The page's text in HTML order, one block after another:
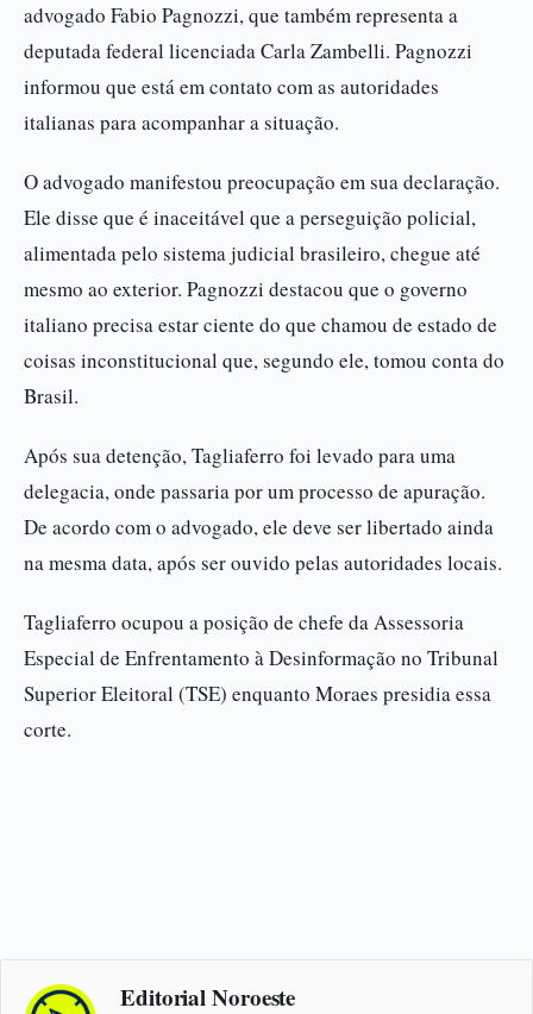
advogado Fabio Pagnozzi, que também representa a
deputada federal licenciada Carla Zambelli. Pagnozzi
informou que está em contato com as autoridades
italianas para acompanhar a situação.
O advogado manifestou preocupação em sua declaração.
Ele disse que é inaceitável que a perseguição policial,
alimentada pelo sistema judicial brasileiro, chegue até
mesmo ao exterior. Pagnozzi destacou que o governo
italiano precisa estar ciente do que chamou de estado de
coisas inconstitucional que, segundo ele, tomou conta do
Brasil.
Após sua detenção, Tagliaferro foi levado para uma
delegacia, onde passaria por um processo de apuração.
De acordo com o advogado, ele deve ser libertado ainda
na mesma data, após ser ouvido pelas autoridades locais.
Tagliaferro ocupou a posição de chefe da Assessoria
Especial de Enfrentamento à Desinformação no Tribunal
Superior Eleitoral (TSE) enquanto Moraes presidia essa
corte.
Editorial Noroeste